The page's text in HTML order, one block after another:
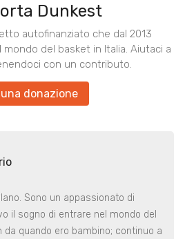
Dunkest
autofinanziato che dal 2013
del basket in Italia. Aiutaci a
con un contributo.
una donazione
Sono un appassionato di
il sogno di entrare nel mondo del
quando ero bambino; continuo a